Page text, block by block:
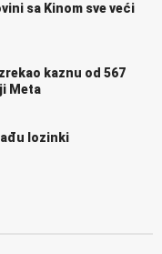
sa Kinom sve veći
kaznu od 567
Meta
lozinki